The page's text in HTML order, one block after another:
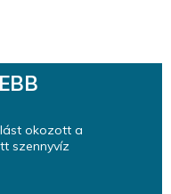
okozott a
szennyvíz